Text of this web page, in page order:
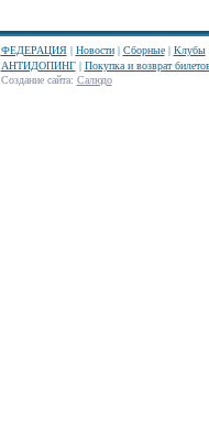
ФЕДЕРАЦИЯ| Новости| Сборные| Клубы
АНТИДОПИНГ| Покупка и возврат
Создание сайта: Салюдо